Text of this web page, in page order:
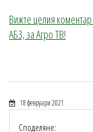
Вижте целия
АБЗ, за Агро ТВ!
18 февруари 2021
Споделяне: